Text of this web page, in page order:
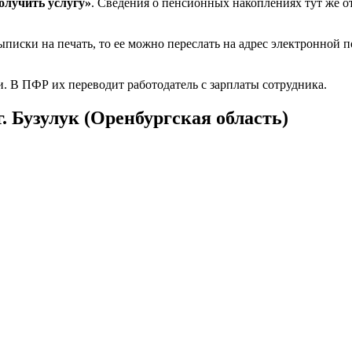
на печать, то ее можно переслать на адрес электронной
ПФР их переводит работодатель с зарплаты сотрудника.
Бузулук (Оренбургская область)